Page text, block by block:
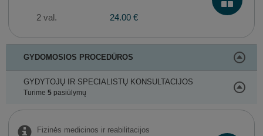
2 val. 24.00 €
GYDOMOSIOS PROCEDŪROS
GYDYTOJŲ IR SPECIALISTŲ KONSULTACIJOS
Turime 5pasiūlymų
Fizinės medicinos ir reabilitacijos